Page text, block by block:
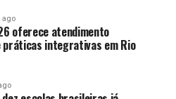
ago
oferece atendimento
práticas integrativas em Rio